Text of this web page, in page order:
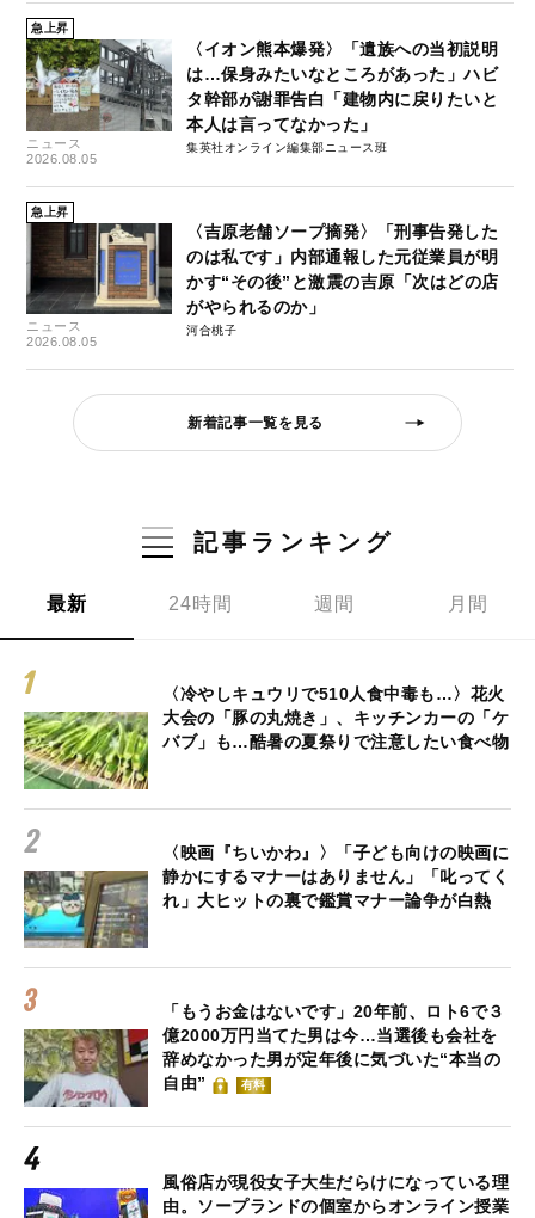
急上昇
ニュース
2026.08.05
〈イオン熊本爆発〉「遺族への当初説明
は…保身みたいなところがあった」ハビ
タ幹部が謝罪告白「建物内に戻りたいと
本人は言ってなかった」
集英社オンライン編集部ニュース班
急上昇
ニュース
2026.08.05
〈吉原老舗ソープ摘発〉「刑事告発した
のは私です」内部通報した元従業員が明
かす“その後”と激震の吉原「次はどの店
がやられるのか」
河合桃子
新着記事一覧を見る
記事ランキング
最新 24時間 週間 月間
〈冷やしキュウリで510人食中毒も…〉花火
大会の「豚の丸焼き」、キッチンカーの「ケ
バブ」も…酷暑の夏祭りで注意したい食べ物
〈映画『ちいかわ』〉「子ども向けの映画に
静かにするマナーはありません」「叱ってく
れ」大ヒットの裏で鑑賞マナー論争が白熱
「もうお金はないです」20年前、ロト6で３
億2000万円当てた男は今…当選後も会社を
辞めなかった男が定年後に気づいた“本当の
自由”
有料
風俗店が現役女子大生だらけになっている理
由。ソープランドの個室からオンライン授業